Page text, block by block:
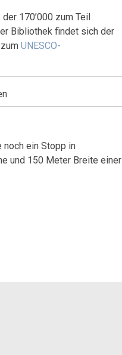
der 170’000 zum Teil
Bibliothek findet sich der
UNESCO-
noch ein Stopp in
und 150 Meter Breite einer